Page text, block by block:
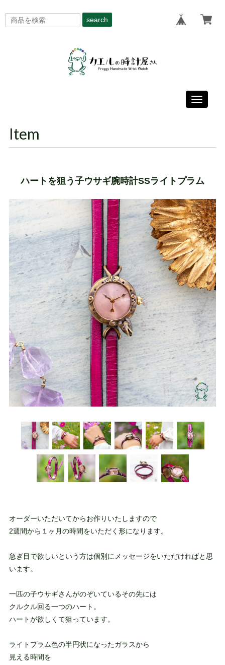
search
Toggle
Item
ハートを狙う子ウサギ腕時計SSライトプラム
オーダーいただいてからお作りいたしますので
2週間から１ヶ月の時間をいただく形になります。
急ぎ目で欲しいという方は個別にメッセージをいただければと思
います。
一匹の子ウサギさんがのぞいているその先には
クルクル回る一つのハート。
ハートが欲しくて狙っています。
ライトプラム色の半円状になったガラスから
見える時間を